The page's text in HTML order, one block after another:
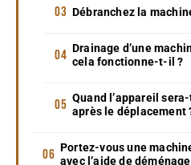
Débranchez la
Drainage d’une
cela fonctionne-t-il ?
Quand l’appareil
après le déplacement
Portez-vous une
avec l’aide de